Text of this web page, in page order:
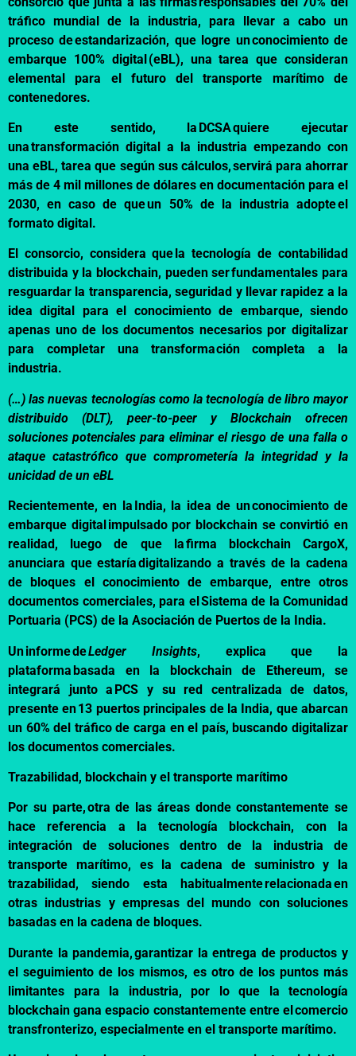
tráfico mundial de la industria, para llevar a cabo un
proceso de estandarización, que logre unconocimiento de
embarque 100% digital(eBL), una tarea que consideran
elemental para el futuro del transporte marítimo de
contenedores.
En este sentido, la DCSA quiere ejecutar
una transformación digital a la industria empezando con
una eBL, tarea que según sus cálculos, servirá para ahorrar
más de 4 mil millones de dólares en documentación para el
2030, en caso de que un 50% de la industria adopte el
formato digital.
El consorcio, considera que la tecnología de contabilidad
distribuida y la blockchain, pueden ser fundamentales para
resguardar la transparencia, seguridad y llevar rapidez a la
idea digital para el conocimiento de embarque, siendo
apenas uno de los documentos necesarios por digitalizar
para completar una transformación completa a la
industria.
(…) las nuevas tecnologías como la tecnología de libro mayor
distribuido (DLT), peer-to-peer y Blockchain ofrecen
soluciones potenciales para eliminar el riesgo de una falla o
ataque catastrófico que comprometería la integridad y la
unicidad de un eBL
Recientemente, en la India, la idea de un conocimiento de
embarque digital impulsado por blockchain se convirtió en
realidad, luego de que la firma blockchain CargoX,
anunciara que estaría digitalizando a través de la cadena
de bloques el conocimiento de embarque, entre otros
documentos comerciales, para el Sistema de la Comunidad
Portuaria (PCS) de la Asociación de Puertos de la India.
UninformedeLedger Insights, explica que la
plataforma basada en la blockchain de Ethereum, se
integrará junto a PCS y su red centralizada de datos,
presente en 13 puertos principales de la India, que abarcan
un 60% del tráfico de carga en el país, buscando digitalizar
los documentos comerciales.
Trazabilidad, blockchain y el transporte marítimo
Por su parte, otra de las áreas donde constantemente se
hace referencia a la tecnología blockchain, con la
integración de soluciones dentro de la industria de
transporte marítimo, es la cadena de suministro y la
trazabilidad, siendo esta habitualmenterelacionadaen
otras industrias y empresas del mundo con soluciones
basadas en la cadena de bloques.
Durante la pandemia, garantizar la entrega de productos y
el seguimiento de los mismos, es otro de los puntos más
limitantes para la industria, por lo que la tecnología
blockchain gana espacio constantemente entre el comercio
transfronterizo, especialmente en el transporte marítimo.